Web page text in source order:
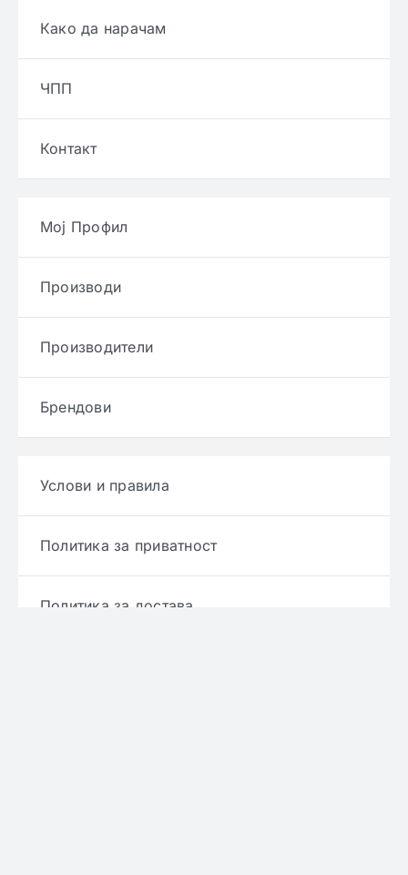
Како да нарачам
ЧПП
Контакт
Мој Профил
Производи
Производители
Брендови
Услови и правила
Политика за приватност
Политика за достава